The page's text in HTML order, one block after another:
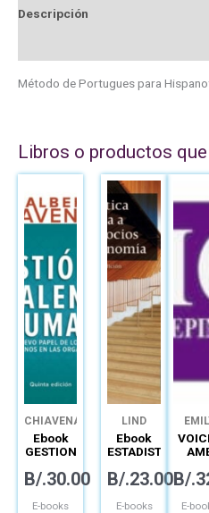
Descripción
Método de Portugues para
Libros o productos
CHIAVENATO
Ebook
GESTION
TALENTO
B/.30.00
E-books
LIND
Ebook
ESTADISTICA
A LOS
Y LA
B/.23.00
E-books
EPIN
B/.
E-